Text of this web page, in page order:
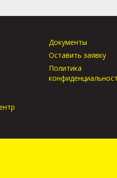
Документы
Оставить заявку
Политика